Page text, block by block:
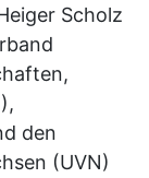
Scholz
den
(UVN)